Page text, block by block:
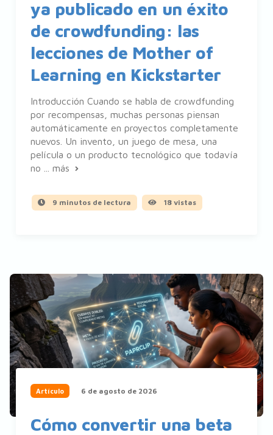
ya publicado en un éxito
de crowdfunding: las
lecciones de Mother of
Learning en Kickstarter
Introducción Cuando se habla de crowdfunding
por recompensas, muchas personas piensan
automáticamente en proyectos completamente
nuevos. Un invento, un juego de mesa, una
película o un producto tecnológico que todavía
no ... más
9 minutos de lectura 18 vistas
Artículo 6 de agosto de 2026
Cómo convertir una beta